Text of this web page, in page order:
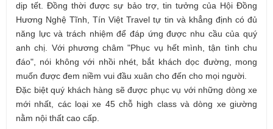
dịp tết. Đồng thời được sự bảo trợ, tin tưởng của Hội Đồng
Hương Nghệ Tĩnh, Tín Việt Travel tự tin và khẳng định có đủ
năng lực và trách nhiệm để đáp ứng được nhu cầu của quý
anh chị. Với phương châm "Phục vụ hết mình, tận tình chu
đáo", nói không với nhồi nhét, bắt khách dọc đường, mong
muốn được đem niềm vui đầu xuân cho đến cho mọi người.
Đặc biệt quý khách hàng sẽ được phục vụ với những dòng xe
mới nhất, các loại xe 45 chỗ high class và dòng xe giường
nằm nội thất cao cấp.